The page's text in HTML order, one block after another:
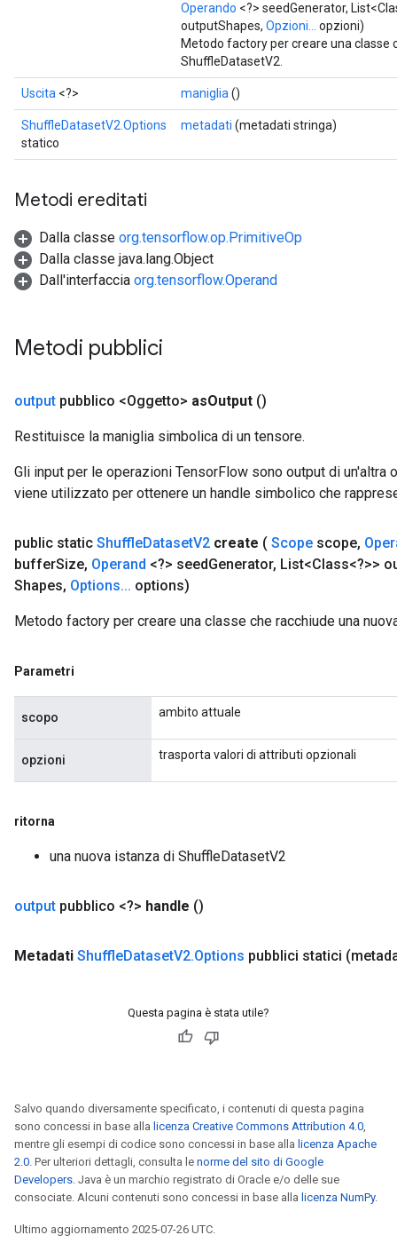
Operando <?> seedGenerator,
outputShapes, Opzioni...
opzioni)
Metodo factory per creare una classe
ShuffleDatasetV2.
Uscita <?> maniglia ()
ShuffleDatasetV2.Options
statico
metadati (metadati stringa)
Metodi ereditati
Dalla classe org.tensorflow.op.PrimitiveOp
Dalla classe java.lang.Object
Dall'interfaccia org.tensorflow.Operand
Metodi pubblici
output pubblico <Oggetto> asOutput ()
Restituisce la maniglia simbolica di un tensore.
Gli input per le operazioni TensorFlow sono output di un'altra
viene utilizzato per ottenere un handle simbolico che
public static ShuffleDatasetV2 create ( Scope scope,
bufferSize, Operand <?> seedGenerator, List<Class<?>>
Shapes, Options... options)
Metodo factory per creare una classe che racchiude una
Parametri
scopo ambito attuale
opzioni trasporta valori di attributi opzionali
ritorna
una nuova istanza di ShuffleDatasetV2
output pubblico <?> handle ()
Metadati ShuffleDatasetV2.Options pubblici statici
Questa pagina è stata utile?
Salvo quando diversamente specificato, i contenuti di questa pagina
sono concessi in base alla licenza Creative Commons Attribution 4.0,
mentre gli esempi di codice sono concessi in base alla licenza Apache
2.0. Per ulteriori dettagli, consulta le norme del sito di Google
Developers. Java è un marchio registrato di Oracle e/o delle sue
consociate. Alcuni contenuti sono concessi in base alla licenza NumPy.
Ultimo aggiornamento 2025-07-26 UTC.